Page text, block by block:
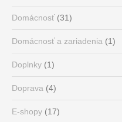
Domácnosť(31)
Domácnosť a zariadenia (1)
Doplnky (1)
Doprava (4)
E-shopy (17)